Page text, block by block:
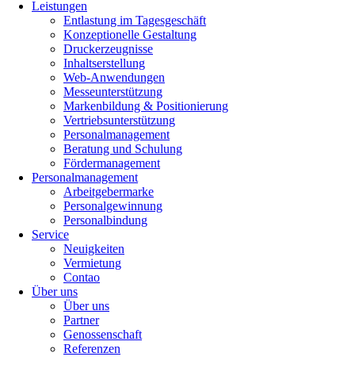
Leistungen
Entlastung im Tagesgeschäft
Konzeptionelle Gestaltung
Druckerzeugnisse
Inhaltserstellung
Web-Anwendungen
Messeunterstützung
Markenbildung & Positionierung
Vertriebsunterstützung
Personalmanagement
Beratung und Schulung
Fördermanagement
Personalmanagement
Arbeitgebermarke
Personalgewinnung
Personalbindung
Service
Neuigkeiten
Vermietung
Contao
Über uns
Über uns
Partner
Genossenschaft
Referenzen